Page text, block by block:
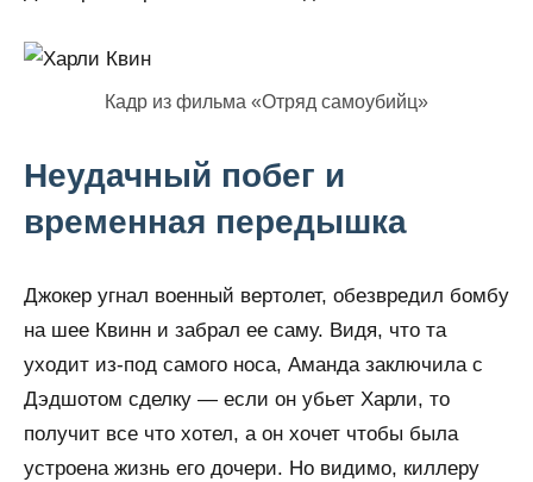
Кадр из фильма «Отряд самоубийц»
Неудачный побег и
временная передышка
Джокер угнал военный вертолет, обезвредил бомбу
на шее Квинн и забрал ее саму. Видя, что та
уходит из-под самого носа, Аманда заключила с
Дэдшотом сделку — если он убьет Харли, то
получит все что хотел, а он хочет чтобы была
устроена жизнь его дочери. Но видимо, киллеру